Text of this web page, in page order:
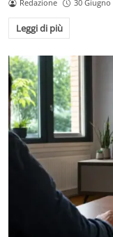
Redazione 30 Giugno
Leggi di più